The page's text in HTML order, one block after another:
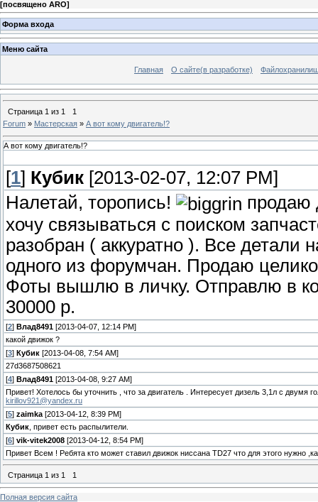
[посвящено ARO]
Форма входа
Меню сайта
Главная О сайте(в разработке)
Страница 1 из 1
1
Forum » Мастерская » А вот кому двигатель!?
А вот кому двигатель!?
[1] Кубик [2013-02-07, 12:07 PM]
Налетай, торопись!
продаю
хочу связываться с поиском
разобран ( аккуратно ). Все детали
одного из форумчан. Продаю
Фоты вышлю в личку. Отправлю в
30000 р.
[2] Влад8491 [2013-04-07, 12:14 PM]
какой движок ?
[3] Кубик [2013-04-08, 7:54 AM]
27d3687508621
[4] Влад8491 [2013-04-08, 9:27 AM]
Привет! Хотелось бы уточнить , что за двигатель . Интересует дизель 3,1л с двумя
kirillov921@yandex.ru
[5] zaimka [2013-04-12, 8:39 PM]
Кубик , привет есть распылители.
[6] vik-vitek2008 [2013-04-12, 8:54 PM]
Привет Всем ! Ребята кто может ставил движок ниссана TD27 что для этого нужно
Страница 1 из 1 1
Полная версия сайта